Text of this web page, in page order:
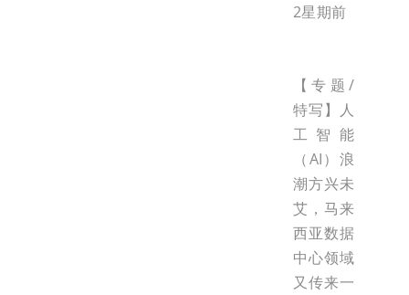
2星期前
【专题/
特写】人
工智能
（AI）浪
潮方兴未
艾，马来
西亚数据
中心领域
又传来一